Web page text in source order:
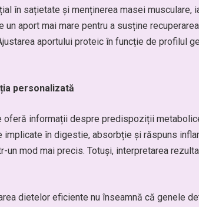
în sațietate și menținerea masei musculare,
un aport mai mare pentru a susține
aportului proteic în funcție de profilul
personalizată
oferă informații despre predispoziții
implicate în digestie, absorbție și răspuns
un mod mai precis. Totuși, interpretarea
dietelor eficiente nu înseamnă că genele